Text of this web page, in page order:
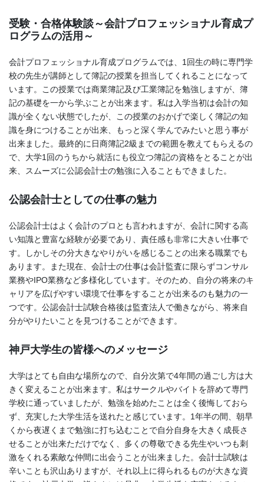
受験・合格体験談～会計プロフェッショナル育成プ
ログラムの活用～
会計プロフェッショナル育成プログラムでは、1回生の時に専門学
校の先生が講師として簿記の授業を担当してくれることになって
います。この授業では商業簿記及び工業簿記を勉強しますが、簿
記の基礎を一から学ぶことが出来ます。私は入学当初は会計の知
識が全くない状態でしたが、この授業のおかげで楽しく簿記の知
識を身につけることが出来、もっと深く学んでみたいと思う事が
出来ました。最終的に日商簿記2級までの範囲を教えてもらえるの
で、大学1回のうちから就活にも役立つ簿記の資格をとることが出
来、スムーズに公認会計士の勉強に入ることもできました。
公認会計士としての仕事の魅力
公認会計士はよく会計のプロとも言われますが、会計に関する高
い知識と豊富な経験が必要であり、責任感も非常に大きい仕事で
す。しかしその分大きなやりがいを感じることの出来る職業でも
あります。また現在、会計士の仕事は会計監査に限らずコンサル
業務やIPO業務など多様化しています。そのため、自分の将来のキ
ャリアを広げやすい環境で仕事をすることが出来るのも魅力の一
つです。公認会計士試験合格後は監査法人で働きながら、将来自
分がやりたいことを見つけることができます。
神戸大学生の皆様へのメッセージ
大学はとても自由な場所なので、自分次第で4年間の過ごし方は大
きく変えることが出来ます。私はサークルやバイトを辞めて専門
学校に通っていましたが、勉強を始めたことは全く後悔しておら
ず、充実した大学生活を送れたと感じています。1年半の間、朝早
くから夜遅くまで勉強に打ち込むことで自分自身を大きく成長さ
せることが出来ただけでなく、多くの尊敬できる先生やいつも刺
激をくれる素敵な仲間に出会うことが出来ました。会計士試験は
辛いことも沢山ありますが、それ以上に得られるものが大きな資